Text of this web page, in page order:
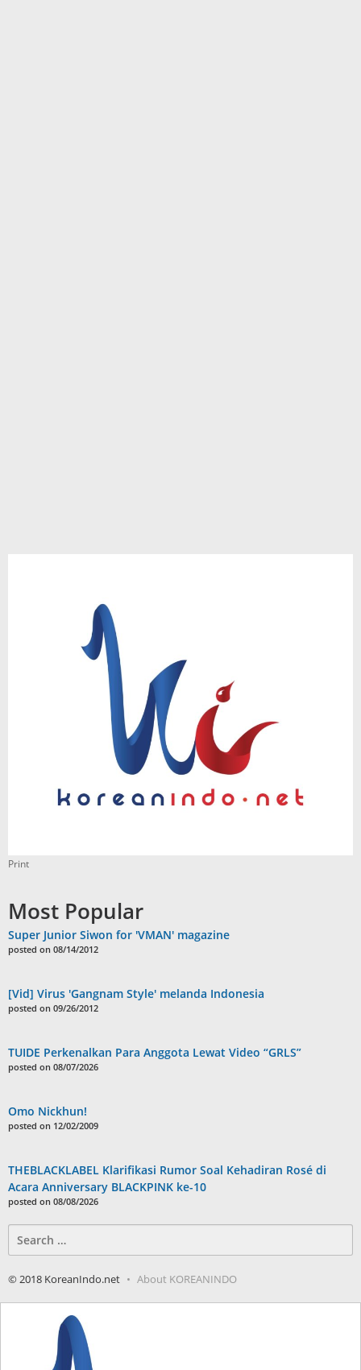
Print
Most Popular
Super Junior Siwon for 'VMAN' magazine
posted on 08/14/2012
[Vid] Virus 'Gangnam Style' melanda Indonesia
posted on 09/26/2012
TUIDE Perkenalkan Para Anggota Lewat Video “GRLS”
posted on 08/07/2026
Omo Nickhun!
posted on 12/02/2009
THEBLACKLABEL Klarifikasi Rumor Soal Kehadiran Rosé di
Acara Anniversary BLACKPINK ke-10
posted on 08/08/2026
for:
© 2018 KoreanIndo.net About KOREANINDO